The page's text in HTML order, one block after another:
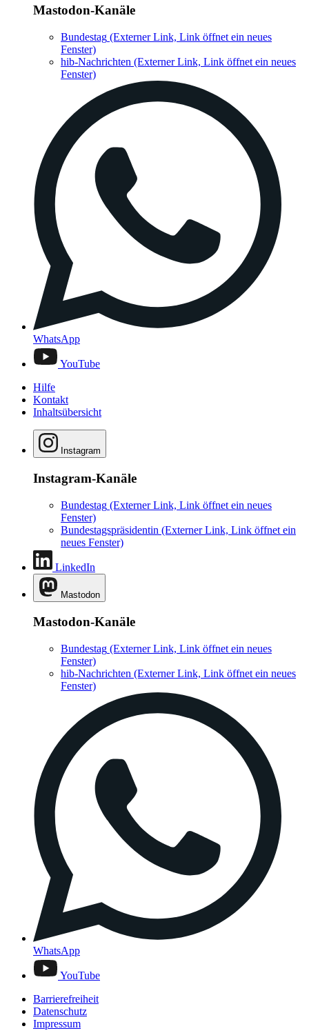
Mastodon-Kanäle
Bundestag (Externer Link, Link öffnet ein neues
Fenster)
hib-Nachrichten (Externer Link, Link öffnet ein neues
Fenster)
WhatsApp
YouTube
Hilfe
Kontakt
Inhaltsübersicht
Instagram
Instagram-Kanäle
Bundestag (Externer Link, Link öffnet ein neues
Fenster)
Bundestagspräsidentin (Externer Link, Link öffnet ein
neues Fenster)
LinkedIn
Mastodon
Mastodon-Kanäle
Bundestag (Externer Link, Link öffnet ein neues
Fenster)
hib-Nachrichten (Externer Link, Link öffnet ein neues
Fenster)
WhatsApp
YouTube
Barrierefreiheit
Datenschutz
Impressum